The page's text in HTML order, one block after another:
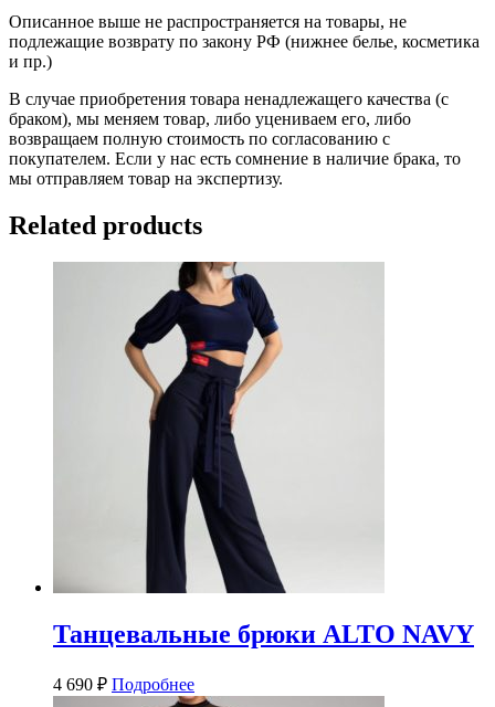
Описанное выше не распространяется на товары, не
подлежащие возврату по закону РФ (нижнее белье, косметика
и пр.)
В случае приобретения товара ненадлежащего качества (с
браком), мы меняем товар, либо уцениваем его, либо
возвращаем полную стоимость по согласованию с
покупателем. Если у нас есть сомнение в наличие брака, то
мы отправляем товар на экспертизу.
Related products
Танцевальные брюки ALTO NAVY
4 690 ₽ Подробнее